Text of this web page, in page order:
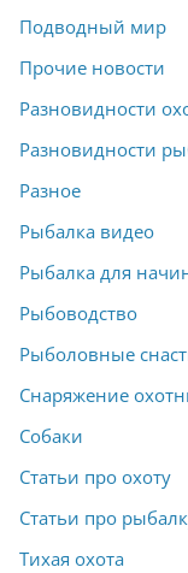
Подводный мир
Прочие новости
Разновидности
Разновидности
Разное
Рыбалка видео
Рыбалка для
Рыбоводство
Рыболовные
Снаряжение
Собаки
Статьи про охоту
Статьи про
Тихая охота